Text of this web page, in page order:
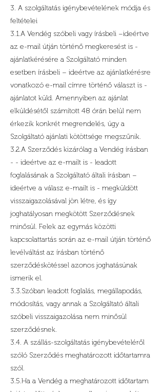
3. A szolgáltatás igénybevételének módja és
feltételei
3.1.A Vendég szóbeli vagy írásbeli –ideértve
az e-mail útján történő megkeresést is -
ajánlatkérésére a Szolgáltató minden
esetben írásbeli – ideértve az ajánlatkérésre
vonatkozó e-mail címre történő választ is -
ajánlatot küld. Amennyiben az ajánlat
elküldésétől számított 48 órán belül nem
érkezik konkrét megrendelés, úgy a
Szolgáltató ajánlati kötöttsége megszűnik.
3.2.A Szerződés kizárólag a Vendég írásban
- - ideértve az e-mailt is - leadott
foglalásának a Szolgáltató általi írásban –
ideértve a válasz e-mailt is - megküldött
visszaigazolásával jön létre, és így
joghatályosan megkötött Szerződésnek
minősül. Felek az egymás közötti
kapcsolattartás során az e-mail útján történő
levélváltást az írásban történő
szerződéskötéssel azonos joghatásúnak
ismerik el.
3.3.Szóban leadott foglalás, megállapodás,
módosítás, vagy annak a Szolgáltató általi
szóbeli visszaigazolása nem minősül
szerződésnek.
3.4. A szállás-szolgáltatás igénybevételéről
szóló Szerződés meghatározott időtartamra
szól.
3.5.Ha a Vendég a meghatározott időtartam